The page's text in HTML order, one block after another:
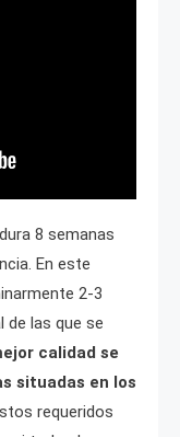
8 semanas
En este
2-3
de las que se
calidad se
situadas en los
requeridos